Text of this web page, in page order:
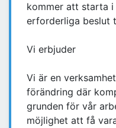
kommer att starta
erforderliga beslut
Vi erbjuder
Vi är en
förändring där
grunden för vår
möjlighet att få